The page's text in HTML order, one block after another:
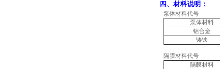
四、 材料说明：
泵体材料代号
泵体材料
铝合金
铸铁
隔膜材料代号
隔膜材料